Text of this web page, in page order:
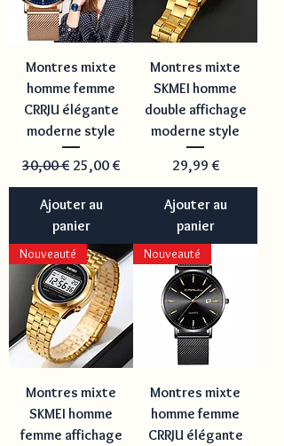
Montres mixte
homme femme
CRRJU élégante
moderne style
Prix original
30,00 € Prix promotionnel
25,00 €
Ajouter au
panier
Montres mixte
SKMEI homme
double affichage
moderne style
Prix
29,99 €
Ajouter au
panier
Nouveauté
Montres mixte
SKMEI homme
femme affichage
Nouveauté
Montres mixte
homme femme
CRRJU élégante